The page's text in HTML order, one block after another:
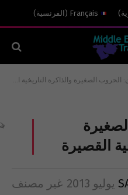
)
Français
( الفرنسية)
الحروب الصغيرة والذاكرة التاريخية القصيرة
القصيرة
غير مصنف